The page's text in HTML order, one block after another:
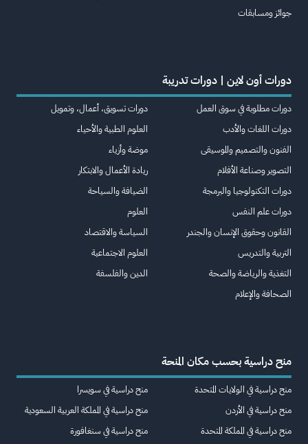
جوائز ومسابقات
دورات أون لاين | دورات تدريبة
دورات مطلوبة في سوق العمل
دورات اللغات والأدب
الفنون والتصميم والموسيقى
التصوير وصناعة الأفلام
دورات التكنولوجيا والبرمجة
دورات علم النفس
القانون وحقوق الإنسان والجندر
التربية والتدريس
التغذية والرياضة والصحة
الصحافة والإعلام
دورات تسويق، أعمال، وتمويل
العلوم الطبية والأحياء
موضة وأزياء
ريادة الأعمال والابتكار
الضيافة والسياحة
العلوم
السياسة والاقتصاد
العلوم الاجتماعية
الدين والفلسفة
منح دراسية بحسب مكان المنحة
منح دراسية في الولايات المتحدة
منح دراسية في الأردن
منح دراسية في المملكة المتحدة
منح دراسية في سويسرا
منح دراسية في المملكة العربية السعودية
منح دراسية في سنغافورة